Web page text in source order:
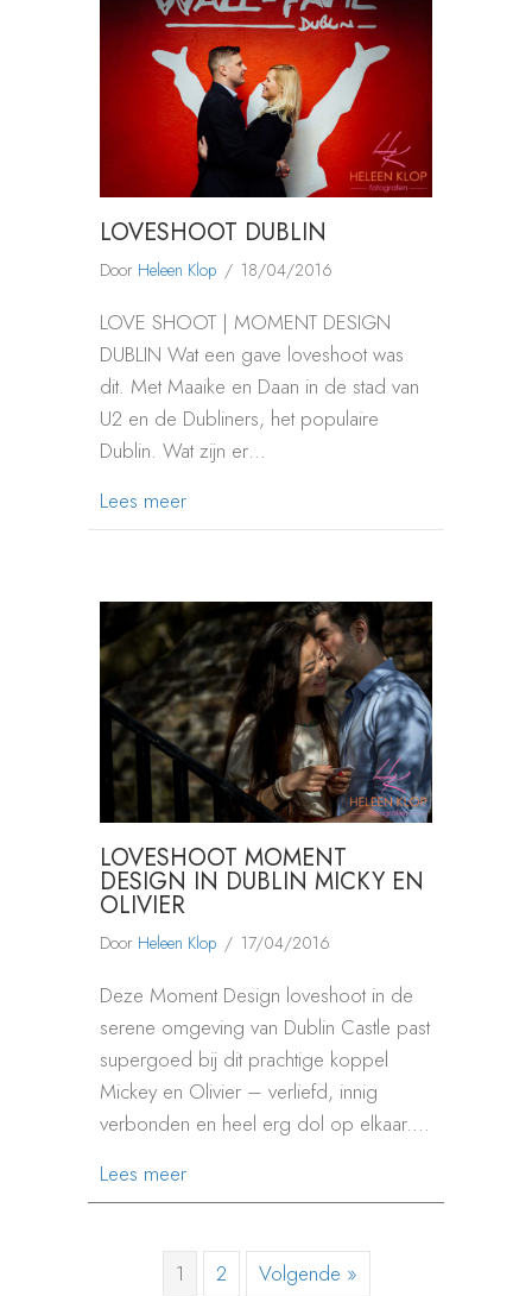
LOVESHOOT DUBLIN
Door Heleen Klop / 18/04/2016
LOVE SHOOT | MOMENT DESIGN
DUBLIN Wat een gave loveshoot was
dit. Met Maaike en Daan in de stad van
U2 en de Dubliners, het populaire
Dublin. Wat zijn er…
Lees meerabout LOVESHOOT DUBLIN
LOVESHOOT MOMENT
DESIGN IN DUBLIN MICKY EN
OLIVIER
Door Heleen Klop / 17/04/2016
Deze Moment Design loveshoot in de
serene omgeving van Dublin Castle past
supergoed bij dit prachtige koppel
Mickey en Olivier – verliefd, innig
verbonden en heel erg dol op elkaar.…
Lees meerabout LOVESHOOT MOMENT DESIGN
1 2 Volgende »